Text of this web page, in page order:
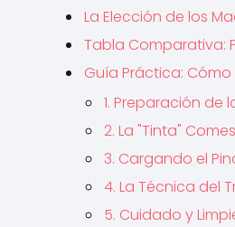
La Elección de los
Tabla Comparativa:
Guía Práctica: Cómo
1. Preparación de
2. La "Tinta"
3. Cargando el
4. La Técnica del
5. Cuidado y